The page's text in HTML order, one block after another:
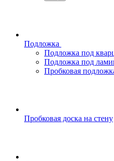
Подложка
Подложка под
Подложка под
Пробковая
Пробковая доска на стену